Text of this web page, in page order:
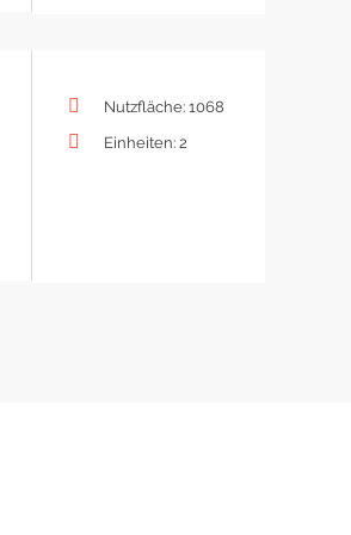
Nutzfläche: 1068
Einheiten: 2